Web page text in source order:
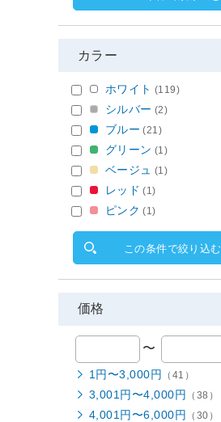
カラー
ホワイト (119)
シルバー (2)
ブルー (21)
グリーン (1)
ベージュ (1)
レッド (1)
ピンク (1)
この条件で絞り込む
価格
〜
1円〜3,000円 （41）
3,001円〜4,000円 （38）
4,001円〜6,000円 （30）